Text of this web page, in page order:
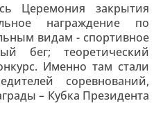
Церемония закрытия
награждение по
видам - спортивное
бег; теоретический
Именно там стали
соревнований,
– Кубка Президента